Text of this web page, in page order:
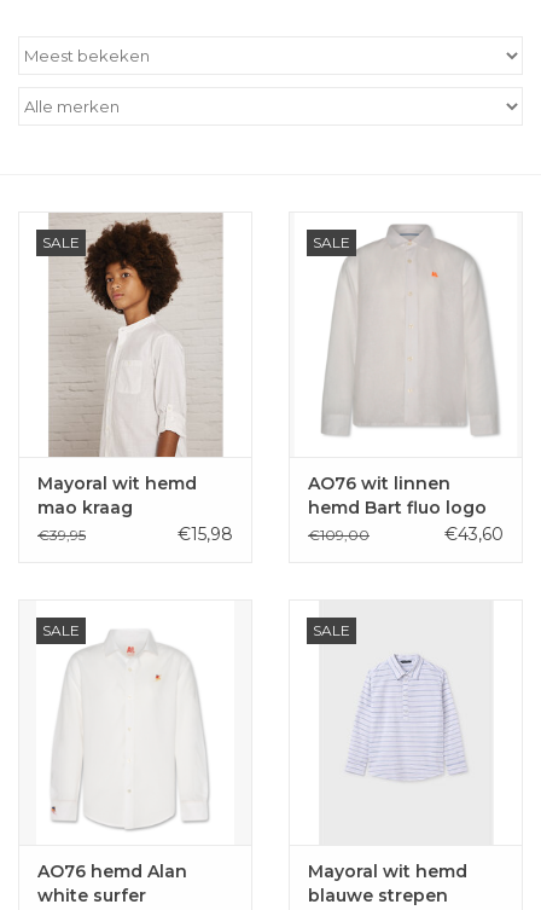
Cadeaubonnen
SALE
Mayoral wit hemd
mao kraag
€39,95 €15,98
SALE
AO76 wit linnen
hemd Bart fluo logo
€109,00 €43,60
SALE
AO76 hemd Alan
white surfer
SALE
Mayoral wit hemd
blauwe strepen